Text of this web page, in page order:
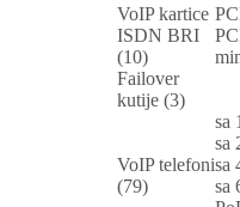
VoIP kartice
ISDN BRI
(10)
Failover
kutije (3)
VoIP telefoni
(79)
sa
sa
sa
sa